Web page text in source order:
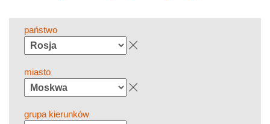
państwo
miasto
grupa kierunków